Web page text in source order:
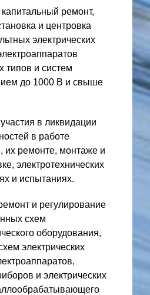
капитальный ремонт,
и центровка
электрических
типов и систем
до 1000 В и свыше
в ликвидации
в работе
их ремонте, монтаже и
электротехнических
и испытаниях.
и регулирование
схем
оборудования,
электрических
и электрических